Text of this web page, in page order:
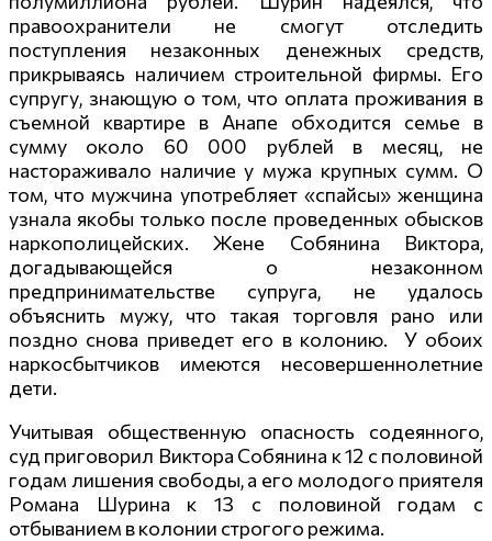
правоохранители не смогут отследить
поступления незаконных денежных средств,
прикрываясь наличием строительной фирмы. Его
супругу, знающую о том, что оплата проживания в
съемной квартире в Анапе обходится семье в
сумму около 60 000 рублей в месяц, не
настораживало наличие у мужа крупных сумм. О
том, что мужчина употребляет «спайсы» женщина
узнала якобы только после проведенных обысков
наркополицейских. Жене Собянина Виктора,
догадывающейся о незаконном
предпринимательстве супруга, не удалось
объяснить мужу, что такая торговля рано или
поздно снова приведет его в колонию. У обоих
наркосбытчиков имеются несовершеннолетние
дети.
Учитывая общественную опасность содеянного,
суд приговорил Виктора Собянина к 12 с половиной
годам лишения свободы, а его молодого приятеля
Романа Шурина к 13 с половиной годам с
отбыванием в колонии строгого режима.